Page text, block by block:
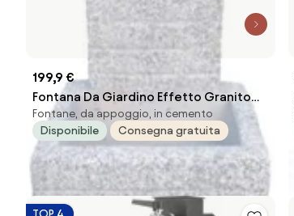
199,9 €
Fontana Da Giardino Effetto Granito
Bergamo 42x36x76 Finitura Sabbiato
KAM
Fontane, da appoggio, in cemento
Disponibile
Consegna gratuita